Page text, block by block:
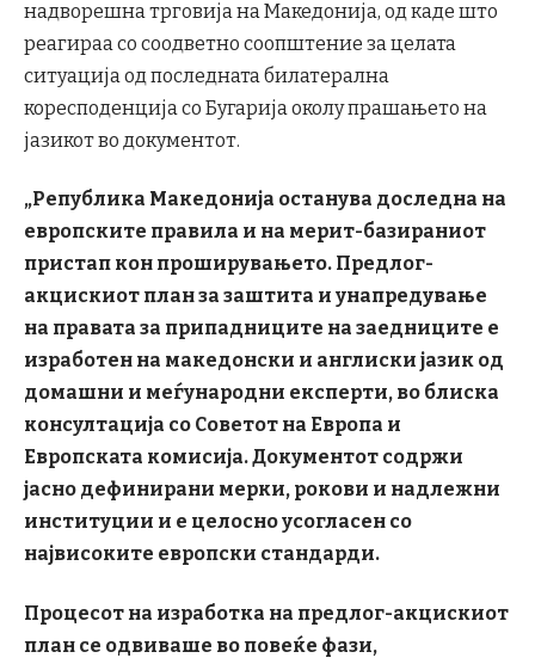
надворешна трговија на Македонија, од каде што
реагираа со соодветно соопштение за целата
ситуација од последната билатерална
коресподенција со Бугарија околу прашањето на
јазикот во документот.
„Република Македонија останува доследна на
европските правила и на мерит-базираниот
пристап кон проширувањето. Предлог-
aкцискиот план за заштита и унапредување
на правата за припадниците на заедниците е
изработен на македонски и англиски јазик од
домашни и меѓународни експерти, во блиска
консултација со Советот на Европа и
Европската комисија. Документот содржи
јасно дефинирани мерки, рокови и надлежни
институции и е целосно усогласен со
највисоките европски стандарди.
Процесот на изработка на предлог-акцискиот
план се одвиваше во повеќе фази,